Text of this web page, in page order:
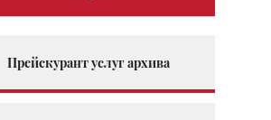
Прейскурант услуг архива